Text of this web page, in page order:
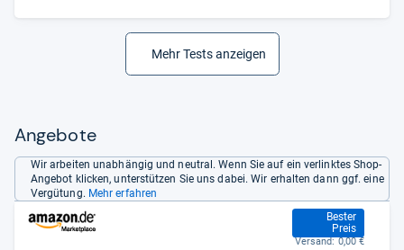
Mehr Tests anzeigen
Angebote
Wir arbeiten unabhängig und neutral. Wenn Sie auf ein verlinktes Shop-
Angebot klicken, unterstützen Sie uns dabei. Wir erhalten dann ggf. eine
Vergütung. Mehr erfahren
Bester
Preis
279,99 €
Versand: 0,00 €